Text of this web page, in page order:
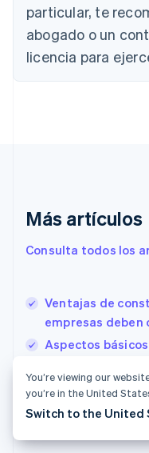
particular, te
abogado o un
licencia para
Más artículos
Consulta todos los
Ventajas de
empresas deben
Aspectos
Lo que necesitas
Canadá
China continental
简体中文English
English
English Italiano
Estados Unidos
EnglishEspañol简体中
English
EnglishSvenska
Francia
FrançaisEnglish
English
You’re viewing our
you’re in the United
Switch to the United